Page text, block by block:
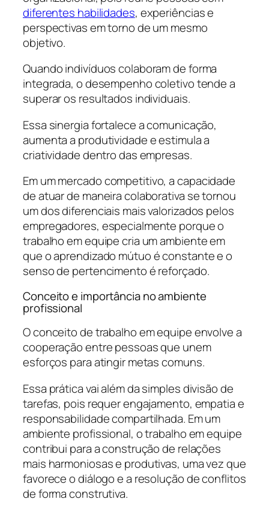
diferentes habilidades, experiências e
perspectivas em torno de um mesmo
objetivo.
Quando indivíduos colaboram de forma
integrada, o desempenho coletivo tende a
superar os resultados individuais.
Essa sinergia fortalece a comunicação,
aumenta a produtividade e estimula a
criatividade dentro das empresas.
Em um mercado competitivo, a capacidade
de atuar de maneira colaborativa se tornou
um dos diferenciais mais valorizados pelos
empregadores, especialmente porque o
trabalho em equipe cria um ambiente em
que o aprendizado mútuo é constante e o
senso de pertencimento é reforçado.
Conceito e importância no ambiente
profissional
O conceito de trabalho em equipe envolve a
cooperação entre pessoas que unem
esforços para atingir metas comuns.
Essa prática vai além da simples divisão de
tarefas, pois requer engajamento, empatia e
responsabilidade compartilhada. Em um
ambiente profissional, o trabalho em equipe
contribui para a construção de relações
mais harmoniosas e produtivas, uma vez que
favorece o diálogo e a resolução de conflitos
de forma construtiva.